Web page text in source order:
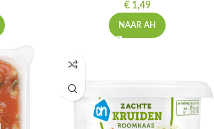
€1,49
NAAR AH